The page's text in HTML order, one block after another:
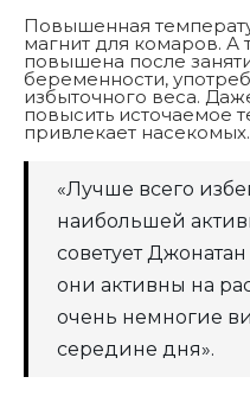
Повышенная
магнит для комаров. А
повышена после
беременности,
избыточного веса.
повысить источаемое
привлекает насекомых.
«Лучше всего
наибольшей
советует
они активны на
очень немногие
середине дня».